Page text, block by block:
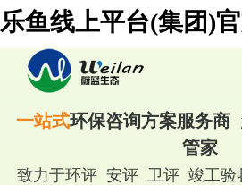
乐鱼线上平台(集团)
一站式环保咨询方案服务商
管家
致力于环评 安评 卫评 竣工